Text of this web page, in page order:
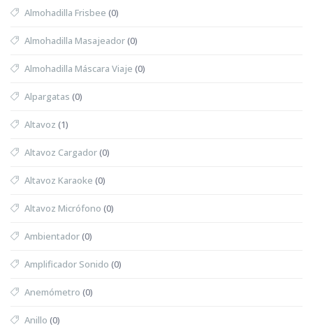
Almohadilla Frisbee (0)
Almohadilla Masajeador(0)
Almohadilla Máscara Viaje (0)
Alpargatas (0)
Altavoz (1)
Altavoz Cargador(0)
Altavoz Karaoke (0)
Altavoz Micrófono (0)
Ambientador(0)
Amplificador Sonido (0)
Anemómetro (0)
Anillo (0)